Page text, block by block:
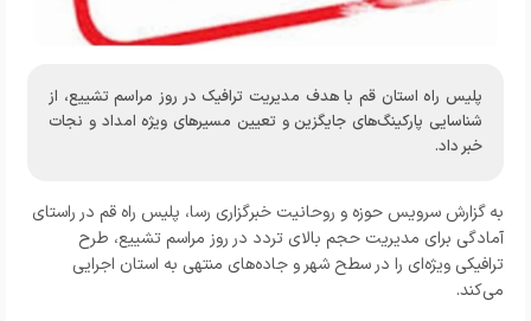
پلیس راه استان قم با هدف مدیریت ترافیک در روز مراسم تشییع، از
شناسایی پارکینگ‌های جایگزین و تعیین مسیرهای ویژه امداد و نجات
خبر داد.
به گزارش سرویس حوزه و روحانیت خبرگزاری رسا، پلیس راه قم در راستای
آمادگی برای مدیریت حجم بالای تردد در روز مراسم تشییع، طرح
ترافیکی ویژه‌ای را در سطح شهر و جاده‌های منتهی به استان اجرایی
می‌کند.